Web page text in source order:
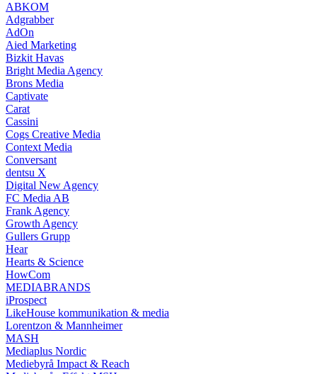
ABKOM
Adgrabber
AdOn
Aied Marketing
Bizkit Havas
Bright Media Agency
Brons Media
Captivate
Carat
Cassini
Cogs Creative Media
Context Media
Conversant
dentsu X
Digital New Agency
FC Media AB
Frank Agency
Growth Agency
Gullers Grupp
Hear
Hearts & Science
HowCom
MEDIABRANDS
iProspect
LikeHouse kommunikation & media
Lorentzon & Mannheimer
MASH
Mediaplus Nordic
Mediebyrå Impact & Reach